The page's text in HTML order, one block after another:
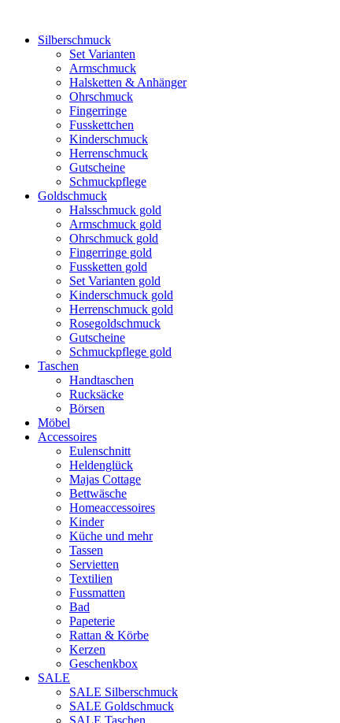
Silberschmuck
Set Varianten
Armschmuck
Halsketten & Anhänger
Ohrschmuck
Fingerringe
Fusskettchen
Kinderschmuck
Herrenschmuck
Gutscheine
Schmuckpflege
Goldschmuck
Halsschmuck gold
Armschmuck gold
Ohrschmuck gold
Fingerringe gold
Fussketten gold
Set Varianten gold
Kinderschmuck gold
Herrenschmuck gold
Rosegoldschmuck
Gutscheine
Schmuckpflege gold
Taschen
Handtaschen
Rucksäcke
Börsen
Möbel
Accessoires
Eulenschnitt
Heldenglück
Majas Cottage
Bettwäsche
Homeaccessoires
Kinder
Küche und mehr
Tassen
Servietten
Textilien
Fussmatten
Bad
Papeterie
Rattan & Körbe
Kerzen
Geschenkbox
SALE
SALE Silberschmuck
SALE Goldschmuck
SALE Taschen